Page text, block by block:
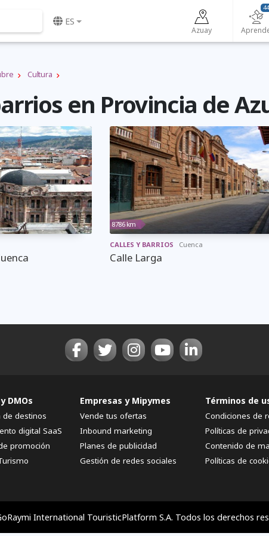
ES
Azuay
44
Cultura
en Provincia de
8786 km
CALLES Y BARRIOS Cuenca
Calle Larga
DMOs
de destinos
digital SaaS
promoción
Empresas y Mipymes
Vende tus ofertas
Inbound marketing
Planes de publicidad
Gestión de redes sociales
Términos de
Condiciones de
Políticas de
Contenido de
Políticas de
International TouristicPlatform S.A. Todos los derechos